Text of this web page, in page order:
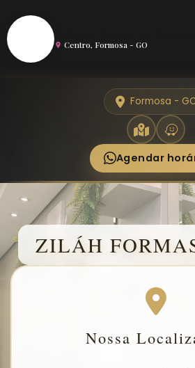
Centro, Formosa - GO
Formosa -
Agendar
ZILÁH
Nossa